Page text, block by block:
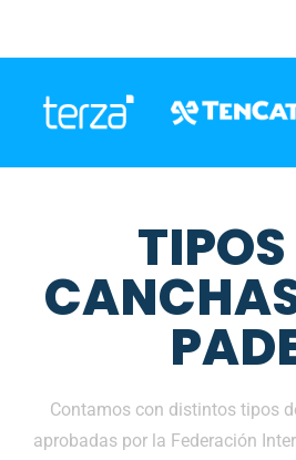
TIPOS
Contamos con distintos tipos
aprobadas por la Federación